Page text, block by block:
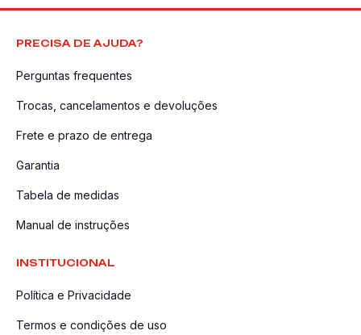
PRECISA DE AJUDA?
Perguntas frequentes
Trocas, cancelamentos e devoluções
Frete e prazo de entrega
Garantia
Tabela de medidas
Manual de instruções
INSTITUCIONAL
Política e Privacidade
Termos e condições de uso